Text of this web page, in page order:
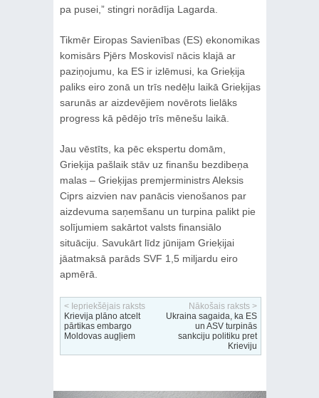
pa pusei,” stingri norādīja Lagarda.
Tikmēr Eiropas Savienības (ES) ekonomikas
komisārs Pjērs Moskovisī nācis klajā ar
paziņojumu, ka ES ir izlēmusi, ka Grieķija
paliks eiro zonā un trīs nedēļu laikā Grieķijas
sarunās ar aizdevējiem novērots lielāks
progress kā pēdējo trīs mēnešu laikā.
Jau vēstīts, ka pēc ekspertu domām,
Grieķija pašlaik stāv uz finanšu bezdibeņa
malas – Grieķijas premjerministrs Aleksis
Ciprs aizvien nav panācis vienošanos par
aizdevuma saņemšanu un turpina palikt pie
solījumiem sakārtot valsts finansiālo
situāciju. Savukārt līdz jūnijam Grieķijai
jāatmaksā parāds SVF 1,5 miljardu eiro
apmērā.
< Iepriekšējais raksts
Krievija plāno atcelt
pārtikas embargo
Moldovas augļiem
Nākošais raksts >
Ukraina sagaida, ka ES
un ASV turpinās
sankciju politiku pret
Krieviju